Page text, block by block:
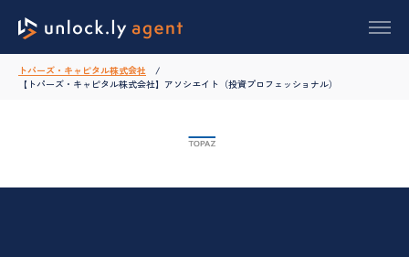
トパーズ・キャピタル株式会社
【トパーズ・キャピタル株式会社】アソシエイト（投資プロフェッショナル）